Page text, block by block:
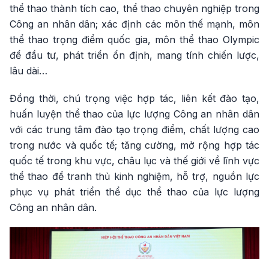
thể thao thành tích cao, thể thao chuyên nghiệp trong
Công an nhân dân; xác định các môn thế mạnh, môn
thể thao trọng điểm quốc gia, môn thể thao Olympic
để đầu tư, phát triển ổn định, mang tính chiến lược,
lâu dài…
Đồng thời, chú trọng việc hợp tác, liên kết đào tạo,
huấn luyện thể thao của lực lượng Công an nhân dân
với các trung tâm đào tạo trọng điểm, chất lượng cao
trong nước và quốc tế; tăng cường, mở rộng hợp tác
quốc tế trong khu vực, châu lục và thế giới về lĩnh vực
thể thao để tranh thủ kinh nghiệm, hỗ trợ, nguồn lực
phục vụ phát triển thể dục thể thao của lực lượng
Công an nhân dân.